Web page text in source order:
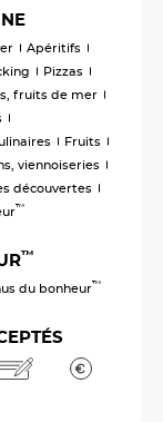
Apéritifs
Pizzas
fruits de mer
Fruits
viennoiseries
découvertes
™
™
du bonheur™